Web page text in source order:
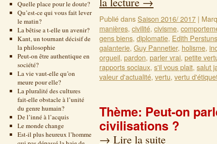
Quelle place pour le doute?
Qu’est-ce qui vous fait lever
le matin?
La bêtise a t-elle un avenir?
Kant, un tournant décisif de
la philosophie
Peut-on être authentique en
société?
La vie vaut-elle qu’on
meure pour elle?
La pluralité des cultures
fait-elle obstacle à l’unité
du genre humain?
De l’inné à l’acquis
Le monde change
Est-il plus heureux l’homme
Publié dansSaison 2016/ 2017 |
manières, civilité, civisme,
gens biens, diplomatie, Edith
galanterie, Guy Pannetier, holisme,
orgueil, pardon, parler vrai, petite
rapports sociaux, s'il vous plait, salut
valeur d'actualité, vertu, vertu
Thème: Peut-on
civilisations ?
→ Lire la suite